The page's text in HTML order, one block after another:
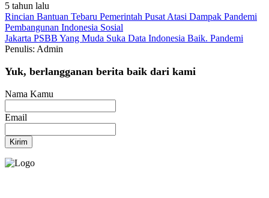
5 tahun lalu
Rincian Bantuan Tebaru Pemerintah Pusat Atasi Dampak Pandemi
Pembangunan Indonesia Sosial
Jakarta PSBB Yang Muda Suka Data Indonesia Baik. Pandemi
Penulis: Admin
Yuk, berlangganan berita baik dari kami
Nama Kamu
Email
Kirim